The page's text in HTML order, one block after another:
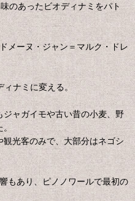
のあったビオディナミをパト
メーヌ・ジャン＝マルク・ドレ
ィナミに変える。
ャガイモや古い昔の小麦、野
。
光客のみで、大部分はネゴシ
もあり、ピノノワールで最初の